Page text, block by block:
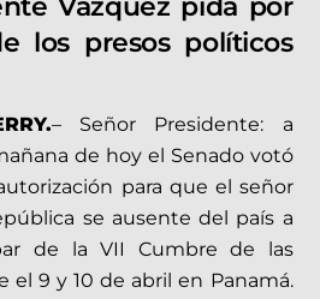
Vázquez pida por
los presos políticos
– Señor Presidente: a
de hoy el Senado votó
para que el señor
se ausente del país a
de la VII Cumbre de las
el 9 y 10 de abril en Panamá.